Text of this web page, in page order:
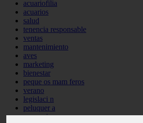
acuariofilia
acuarios
salud
tenencia responsable
ventas
mantenimiento
aves
marketing
bienestar
peque os mam feros
verano
legislaci n
peluquer a
accesorios